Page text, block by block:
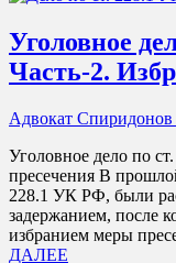
Уголовное
Часть-2.
Адвокат
Уголовное дело по
пресечения В
228.1 УК РФ, были
задержанием, после
избранием меры
ДАЛЕЕ